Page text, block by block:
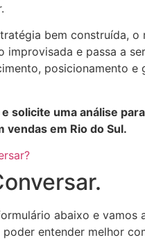
bem construída, o
improvisada e passa a
posicionamento e
e solicite uma análise
vendas em Rio do Sul.
abaixo e vamos
poder entender melhor